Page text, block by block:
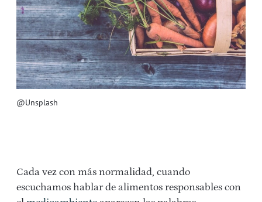
@Unsplash
Cada vez con más normalidad, cuando
escuchamos hablar de alimentos responsables con